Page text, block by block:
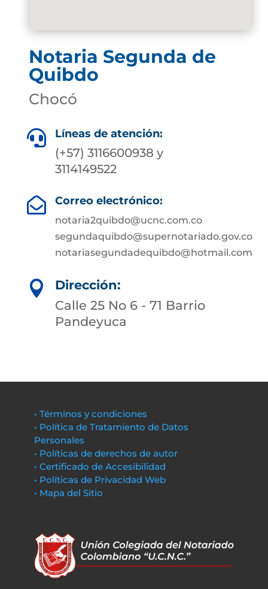
Notaria Segunda de
Quibdo
Chocó
 Líneas de atención:
(+57) 3116600938 y
3114149522
 Correo electrónico:
notaria2quibdo@ucnc.com.co
segundaquibdo@supernotariado.gov.co
notariasegundadequibdo@hotmail.com

Dirección:
Calle 25 No 6 - 71 Barrio
Pandeyuca
• Términos y condiciones
• Política de Tratamiento de Datos
Personales
• Políticas de derechos de autor
• Certificado de Accesibilidad
• Políticas de Privacidad Web
• Mapa del Sitio